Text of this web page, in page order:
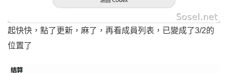
起快快，點了更新，麻了，再看成員列表，已變成了3/2的
位置了